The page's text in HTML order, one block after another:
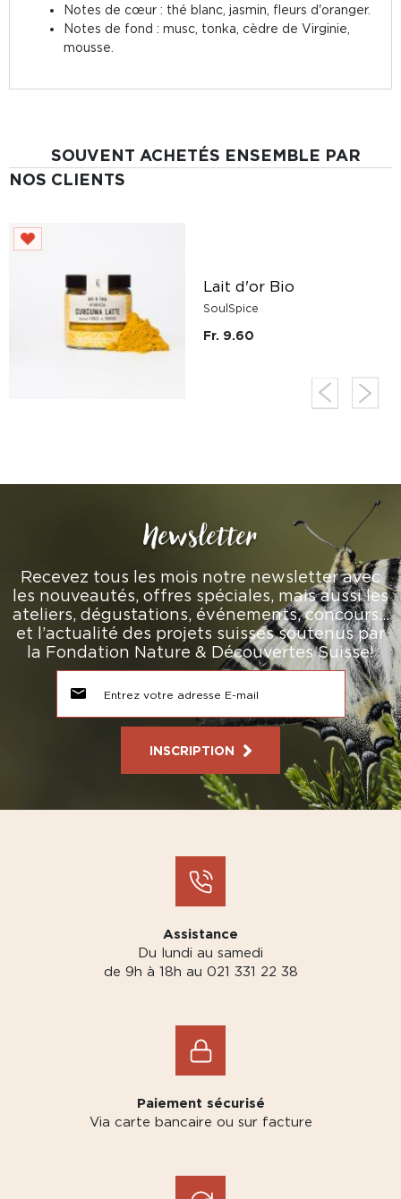
Notes de cœur : thé blanc, jasmin, fleurs d'oranger.
Notes de fond : musc, tonka, cèdre de Virginie,
mousse.
SOUVENT ACHETÉS ENSEMBLE PAR
NOS CLIENTS
Lait d'or Bio
SoulSpice
Fr. 9.60
Newsletter
Recevez tous les mois notre newsletter avec
les nouveautés, offres spéciales, mais aussi les
ateliers, dégustations, événements, concours…
et l’actualité des projets suisses soutenus par
la Fondation Nature & Découvertes Suisse!
INSCRIPTION
Assistance
Du lundi au samedi
de 9h à 18h au 021 331 22 38
Paiement sécurisé
Via carte bancaire ou sur facture